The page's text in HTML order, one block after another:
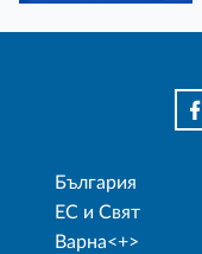
България
ЕС и Свят
Варна<+>